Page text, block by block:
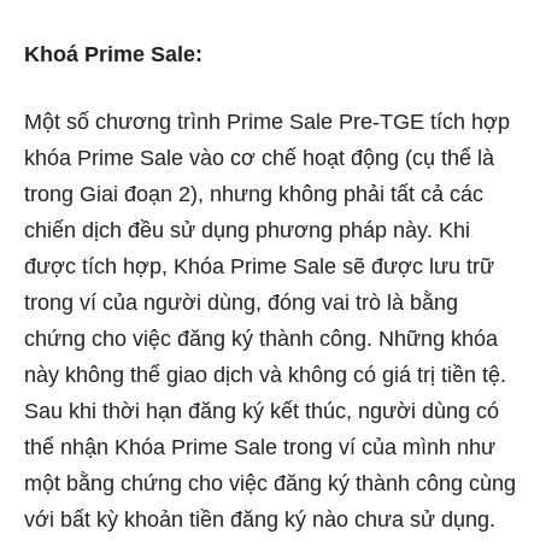
Khoá Prime Sale:
Một số chương trình Prime Sale Pre-TGE tích hợp
khóa Prime Sale vào cơ chế hoạt động (cụ thể là
trong Giai đoạn 2), nhưng không phải tất cả các
chiến dịch đều sử dụng phương pháp này. Khi
được tích hợp, Khóa Prime Sale sẽ được lưu trữ
trong ví của người dùng, đóng vai trò là bằng
chứng cho việc đăng ký thành công. Những khóa
này không thể giao dịch và không có giá trị tiền tệ.
Sau khi thời hạn đăng ký kết thúc, người dùng có
thể nhận Khóa Prime Sale trong ví của mình như
một bằng chứng cho việc đăng ký thành công cùng
với bất kỳ khoản tiền đăng ký nào chưa sử dụng.